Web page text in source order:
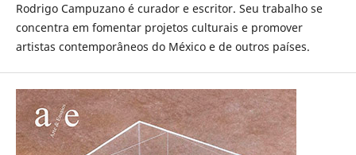
Rodrigo Campuzano é curador e escritor. Seu trabalho se
concentra em fomentar projetos culturais e promover
artistas contemporâneos do México e de outros países.